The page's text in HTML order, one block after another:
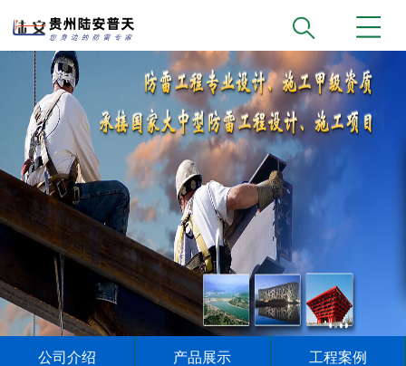
公司介绍 产品展示 工程案例